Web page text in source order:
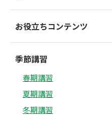
お役立ちコンテンツ
季節講習
春期講習
夏期講習
冬期講習